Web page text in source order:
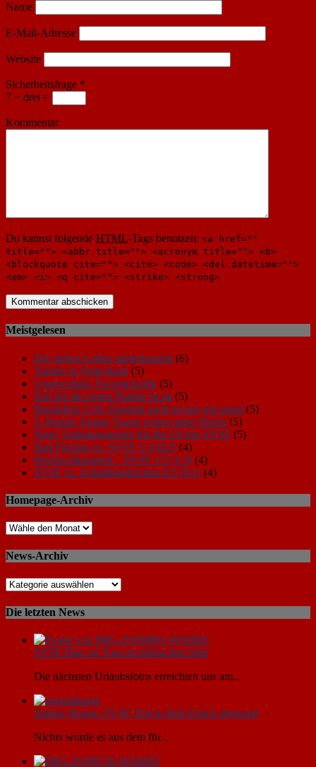
Name
E-Mail-Adresse
Website
Sicherheitsfrage *
7 − drei =
Kommentar
Du kannst folgende HTML-Tags benutzen: <a href=""
title=""> <abbr title=""> <acronym title=""> <b>
<blockquote cite=""> <cite> <code> <del datetime="">
<em> <i> <q cite=""> <strike> <strong>
Meistgelesen
Die sieben Leben aufgebraucht (6)
Turnier in Pottschach (5)
Ungewohnte Favoritenrolle (5)
Zeit für die ersten Punkte ist da (5)
Rückblick U16: Diesmal nicht so top wie sonst (5)
5. Runde: Einige Teams schon unter Druck (5)
Neue Trainingsanzüge für die U8 des SVSF (5)
Bad Fischau vs. SVSF 1:3 (0:2) (4)
Hochwolkersdorf – SVSF 1:5 (1:3) (4)
SVSF vs. Scheiblingkirchen 0:5 (0:1) (4)
Homepage-Archiv
News-Archiv
Die letzten News
SVSF-Duo on Tour im türkischen Side
Die nächsten Urlaubsfotos erreichten uns am...
Starker Regen: SVSF-Test in Bad Erlach abgesagt
Nichts wurde es aus dem für...